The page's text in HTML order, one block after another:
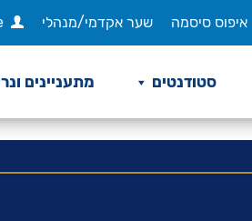
איפוס סיסמה שער אקדמי/מנהלי
סטודנטים מתעניינים